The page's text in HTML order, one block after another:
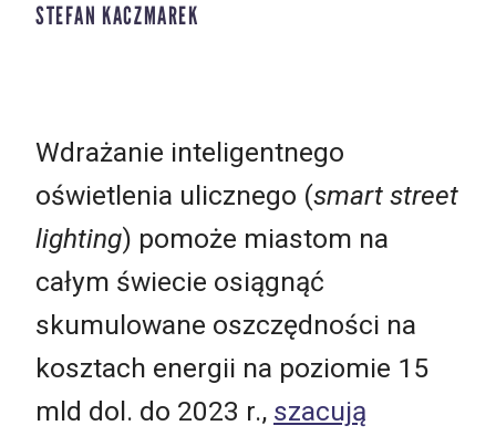
STEFAN KACZMAREK
Wdrażanie inteligentnego
oświetlenia ulicznego (smart street
lighting) pomoże miastom na
całym świecie osiągnąć
skumulowane oszczędności na
kosztach energii na poziomie 15
mld dol. do 2023 r., szacują